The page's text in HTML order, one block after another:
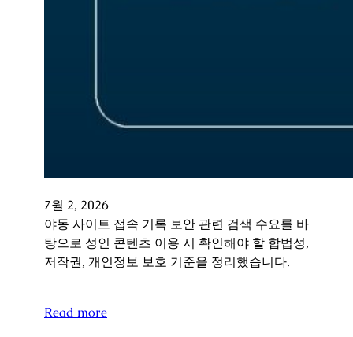
7월 2, 2026
야동 사이트 접속 기록 보안 관련 검색 수요를 바
탕으로 성인 콘텐츠 이용 시 확인해야 할 합법성,
저작권, 개인정보 보호 기준을 정리했습니다.
Read more